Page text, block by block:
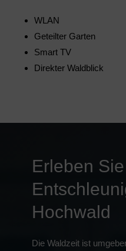
WLAN
Geteilter Garten
Smart TV
Direkter Waldblick
Erleben Sie
Hochwald
Die Waldzeit ist